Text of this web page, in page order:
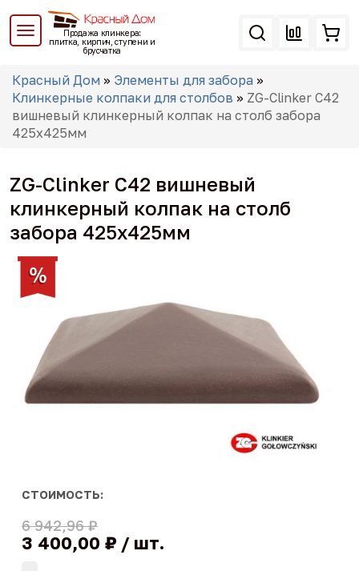
Перейти
основному
Продажа клинкера:
плитка, кирпич, ступени и
брусчатка
Вы
здесь
Красный Дом » Элементы для забора »
Клинкерные колпаки для столбов » ZG-Clinker C42
вишневый клинкерный колпак на столб забора
425x425мм
ZG-Clinker C42 вишневый
клинкерный колпак на столб
забора 425x425мм
СТОИМОСТЬ:
6 942,96 ₽
3 400,00 ₽ шт.